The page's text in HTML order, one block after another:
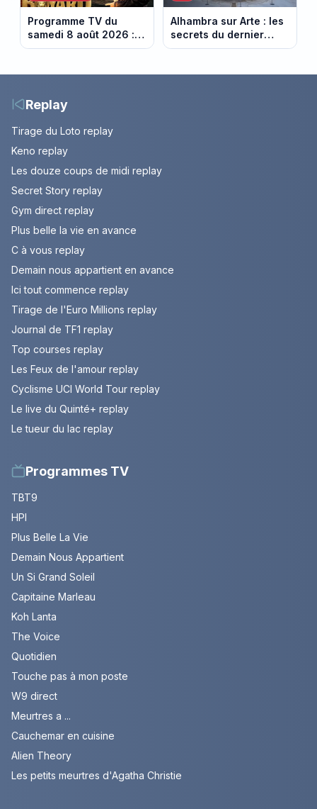
Programme TV du
samedi 8 août 2026 :
notre sélection pour
Alhambra sur Arte : les
secrets du dernier
sultanat musulman
Replay
Tirage du Loto replay
Keno replay
Les douze coups de midi replay
Secret Story replay
Gym direct replay
Plus belle la vie en avance
C à vous replay
Demain nous appartient en avance
Ici tout commence replay
Tirage de l'Euro Millions replay
Journal de TF1 replay
Top courses replay
Les Feux de l'amour replay
Cyclisme UCI World Tour replay
Le live du Quinté+ replay
Le tueur du lac replay
Programmes TV
TBT9
HPI
Plus Belle La Vie
Demain Nous Appartient
Un Si Grand Soleil
Capitaine Marleau
Koh Lanta
The Voice
Quotidien
Touche pas à mon poste
W9 direct
Meurtres a ...
Cauchemar en cuisine
Alien Theory
Les petits meurtres d'Agatha Christie